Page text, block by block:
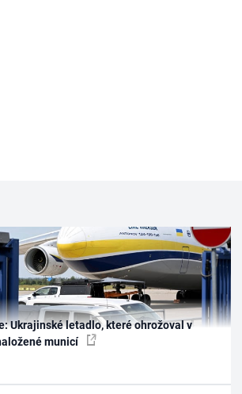
Ukrajinské letadlo, které ohrožoval v
municí